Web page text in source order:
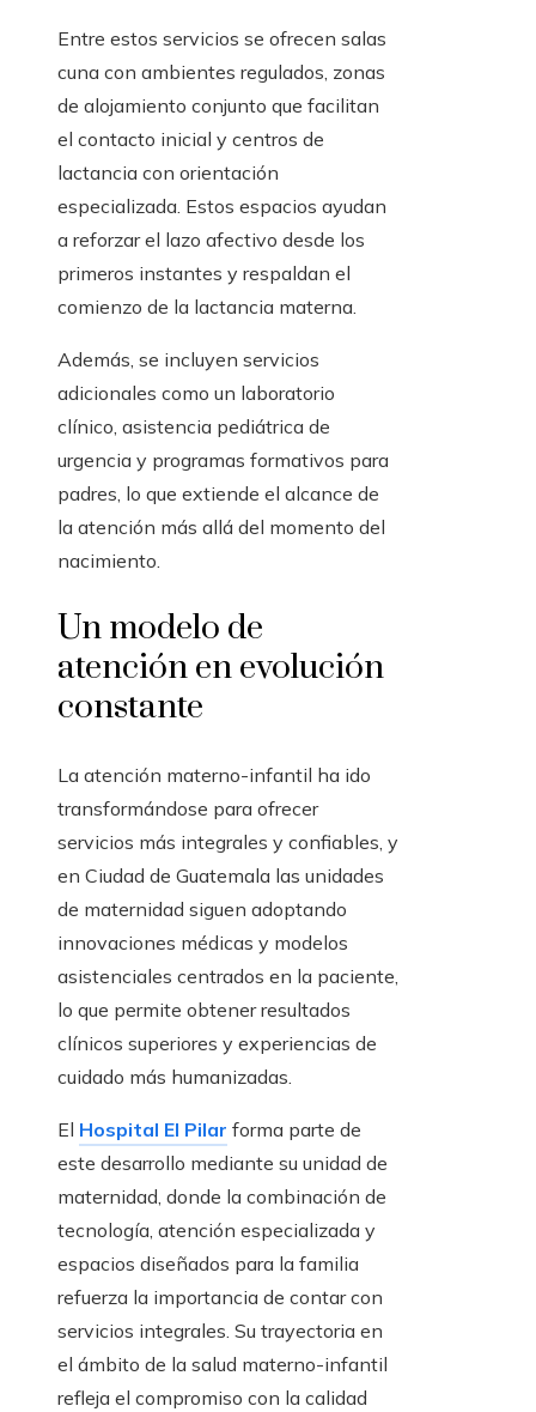
Entre estos servicios se ofrecen salas
cuna con ambientes regulados, zonas
de alojamiento conjunto que facilitan
el contacto inicial y centros de
lactancia con orientación
especializada. Estos espacios ayudan
a reforzar el lazo afectivo desde los
primeros instantes y respaldan el
comienzo de la lactancia materna.
Además, se incluyen servicios
adicionales como un laboratorio
clínico, asistencia pediátrica de
urgencia y programas formativos para
padres, lo que extiende el alcance de
la atención más allá del momento del
nacimiento.
Un modelo de
atención en evolución
constante
La atención materno-infantil ha ido
transformándose para ofrecer
servicios más integrales y confiables, y
en Ciudad de Guatemala las unidades
de maternidad siguen adoptando
innovaciones médicas y modelos
asistenciales centrados en la paciente,
lo que permite obtener resultados
clínicos superiores y experiencias de
cuidado más humanizadas.
El Hospital El Pilar forma parte de
este desarrollo mediante su unidad de
maternidad, donde la combinación de
tecnología, atención especializada y
espacios diseñados para la familia
refuerza la importancia de contar con
servicios integrales. Su trayectoria en
el ámbito de la salud materno-infantil
refleja el compromiso con la calidad